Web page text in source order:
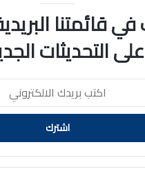
قائمتنا
على التحديثات